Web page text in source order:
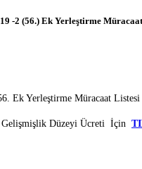
-2 (56.) Ek Yerleştirme
Ek Yerleştirme Müracaat
Gelişmişlik Düzeyi Ücreti İçin